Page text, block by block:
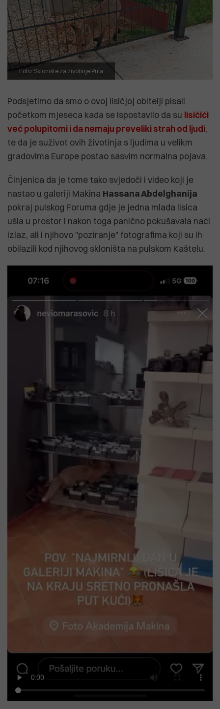
Foto: Sklonište za životinje Pula
Podsjetimo da smo o ovoj lisičjoj obitelji pisali
početkom mjeseca kada se ispostavilo da su lisičići
već polupitomi i da nemaju preveliki strah od ljudi,
te da je suživot ovih životinja s ljudima u velikm
gradovima Europe postao sasvim normalna pojava.
Činjenica da je tome tako svjedoči i video koji je
nastao u galeriji Makina Hassana Abdelghanija
pokraj pulskog Foruma gdje je jedna mlada lisica
ušla u prostor i nakon toga panično pokušavala naći
izlaz, ali i njihovo "poziranje" fotografima koji su ih
obilazili kod njihovog skloništa na pulskom Kaštelu.